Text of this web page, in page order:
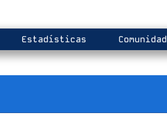
Estadísticas Comunidad